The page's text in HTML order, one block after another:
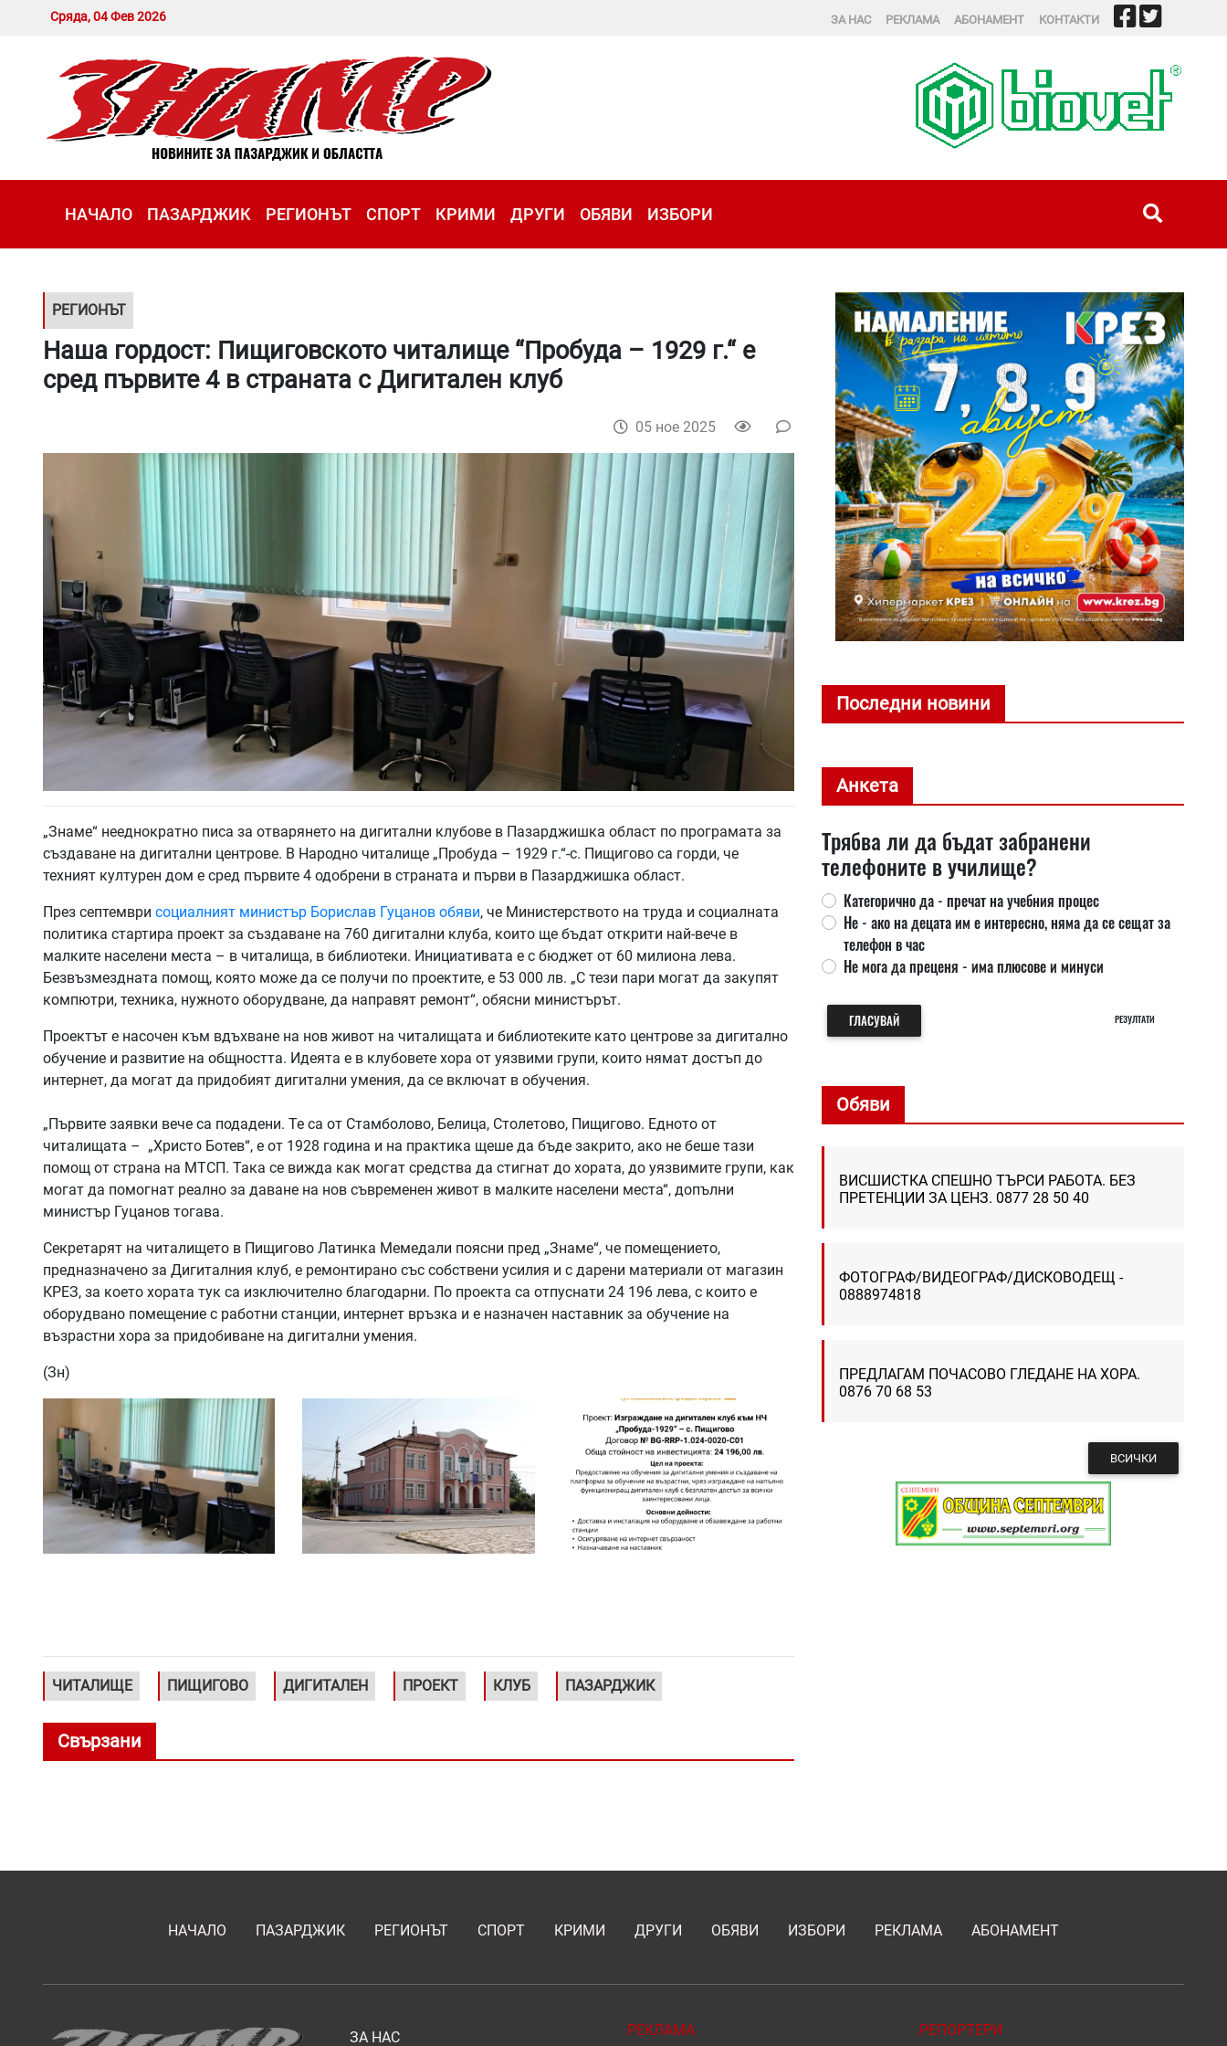
Сряда, 04 Фев 2026 ЗА НАС РЕКЛАМА АБОНАМЕНТ КОНТАКТИ
НАЧАЛО ПАЗАРДЖИК РЕГИОНЪТ СПОРТ КРИМИ ДРУГИ ОБЯВИ ИЗБОРИ
РЕГИОНЪТ
Наша гордост: Пищиговското читалище “Пробуда – 1929 г.“ е
сред първите 4 в страната с Дигитален клуб
05 ное 2025
„Знаме“ нееднократно писа за отварянето на дигитални клубове в Пазарджишка област по програмата за
създаване на дигитални центрове. В Народно читалище „Пробуда – 1929 г.“-с. Пищигово са горди, че
техният културен дом е сред първите 4 одобрени в страната и първи в Пазарджишка област.
През септември социалният министър Борислав Гуцанов обяви, че Министерството на труда и социалната
политика стартира проект за създаване на 760 дигитални клуба, които ще бъдат открити най-вече в
малките населени места – в читалища, в библиотеки. Инициативата е с бюджет от 60 милиона лева.
Безвъзмездната помощ, която може да се получи по проектите, е 53 000 лв. „С тези пари могат да закупят
компютри, техника, нужното оборудване, да направят ремонт“, обясни министърът.
Проектът е насочен към вдъхване на нов живот на читалищата и библиотеките като центрове за дигитално
обучение и развитие на общността. Идеята е в клубовете хора от уязвими групи, които нямат достъп до
интернет, да могат да придобият дигитални умения, да се включат в обучения.
„Първите заявки вече са подадени. Те са от Стамболово, Белица, Столетово, Пищигово. Едното от
читалищата – „Христо Ботев“, е от 1928 година и на практика щеше да бъде закрито, ако не беше тази
помощ от страна на МТСП. Така се вижда как могат средства да стигнат до хората, до уязвимите групи, как
могат да помогнат реално за даване на нов съвременен живот в малките населени места“, допълни
министър Гуцанов тогава.
Секретарят на читалището в Пищигово Латинка Мемедали поясни пред „Знаме“, че помещението,
предназначено за Дигиталния клуб, е ремонтирано със собствени усилия и с дарени материали от магазин
КРЕЗ, за което хората тук са изключително благодарни. По проекта са отпуснати 24 196 лева, с които е
оборудвано помещение с работни станции, интернет връзка и е назначен наставник за обучение на
възрастни хора за придобиване на дигитални умения.
(Зн)
ЧИТАЛИЩЕ ПИЩИГОВО ДИГИТАЛЕН ПРОЕКТ КЛУБ ПАЗАРДЖИК
Свързани
Последни новини
Анкета
Трябва ли да бъдат забранени
телефоните в училище?
Категорично да - пречат на учебния процес
Не - ако на децата им е интересно, няма да се сещат за
телефон в час
Не мога да преценя - има плюсове и минуси
ГЛАСУВАЙ РЕЗУЛТАТИ
Обяви
ВИСШИСТКА СПЕШНО ТЪРСИ РАБОТА. БЕЗ
ПРЕТЕНЦИИ ЗА ЦЕНЗ. 0877 28 50 40
ФОТОГРАФ/ВИДЕОГРАФ/ДИСКОВОДЕЩ -
0888974818
ПРЕДЛАГАМ ПОЧАСОВО ГЛЕДАНЕ НА ХОРА.
0876 70 68 53
ВСИЧКИ
НАЧАЛО ПАЗАРДЖИК РЕГИОНЪТ СПОРТ КРИМИ ДРУГИ ОБЯВИ ИЗБОРИ РЕКЛАМА АБОНАМЕНТ
ЗА НАС РЕКЛАМА РЕПОРТЕРИ